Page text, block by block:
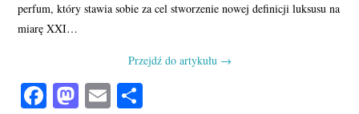
perfum, który stawia sobie za cel stworzenie nowej definicji luksusu na
miarę XXI…
Przejdź do artykułu →
Fa M E